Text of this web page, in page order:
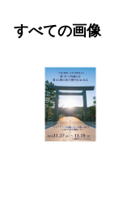
すべての画像